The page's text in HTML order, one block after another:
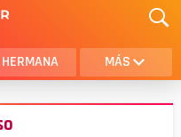
HERMANA MÁS
AMOR